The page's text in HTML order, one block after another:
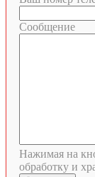
Сообщение
Нажимая на
обработку и